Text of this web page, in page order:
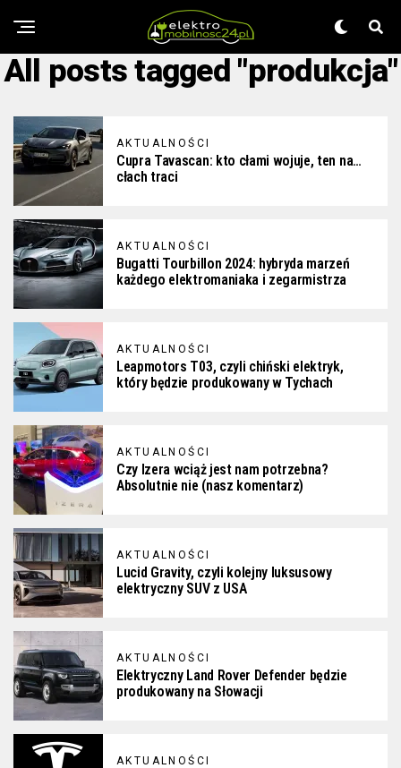
All posts tagged "produkcja"
AKTUALNOŚCI
Cupra Tavascan: kto cłami wojuje, ten na…
cłach traci
AKTUALNOŚCI
Bugatti Tourbillon 2024: hybryda marzeń
każdego elektromaniaka i zegarmistrza
AKTUALNOŚCI
Leapmotors T03, czyli chiński elektryk,
który będzie produkowany w Tychach
AKTUALNOŚCI
Czy Izera wciąż jest nam potrzebna?
Absolutnie nie (nasz komentarz)
AKTUALNOŚCI
Lucid Gravity, czyli kolejny luksusowy
elektryczny SUV z USA
AKTUALNOŚCI
Elektryczny Land Rover Defender będzie
produkowany na Słowacji
AKTUALNOŚCI